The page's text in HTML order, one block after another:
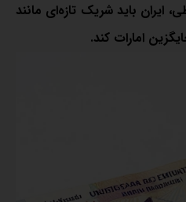
ایران باید شریک تازه‌ای مانند
امارات کند.